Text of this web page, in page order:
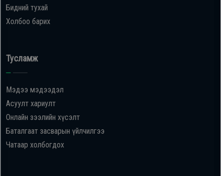
Бидний тухай
Холбоо барих
Тусламж
Мэдээ мэдээдэл
Асуулт хариулт
Онлайн зээлийн хүсэлт
Баталгаат засварын үйлчилгээ
Чатаар холбогдох